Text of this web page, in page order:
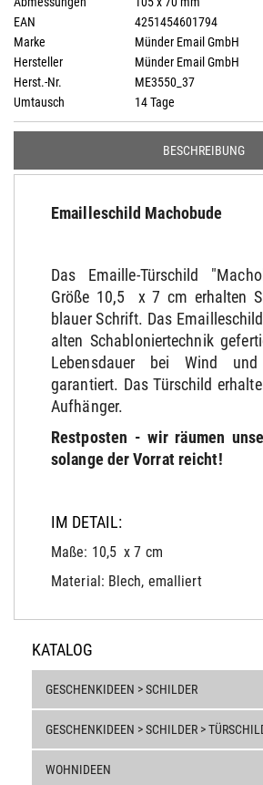
EAN
4251454601794
Marke
Münder Email GmbH
Hersteller
Münder Email GmbH
Herst.-Nr.
ME3550_37
Umtausch
14 Tage
BESCHREIBUNG
Emailleschild Machobude
Das Emaille-Türschild
Größe 10,5 x 7 cm erhalten
blauer Schrift. Das
alten Schabloniertechnik
Lebensdauer bei Wind
garantiert. Das Türschild
Aufhänger.
Restposten - wir räumen
solange der Vorrat reicht!
IM DETAIL:
Maße: 10,5 x 7 cm
Material: Blech, emalliert
KATALOG
GESCHENKIDEEN > SCHILDER
GESCHENKIDEEN > SCHILDER >
WOHNIDEEN